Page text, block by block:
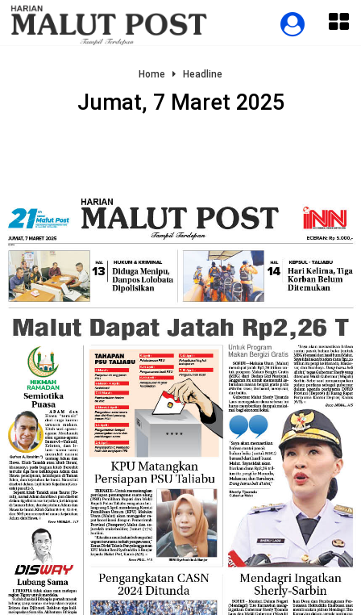
Home Headline
Jumat, 7 Maret 2025